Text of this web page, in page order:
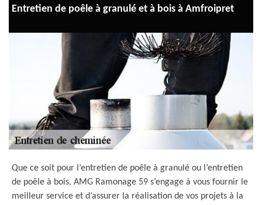
Entretien de poêle à granulé et à bois à Amfroipret
Que ce soit pour l’entretien de poêle à granulé ou l’entretien
de poêle à bois, AMG Ramonage 59 s’engage à vous fournir le
meilleur service et d’assurer la réalisation de vos projets à la